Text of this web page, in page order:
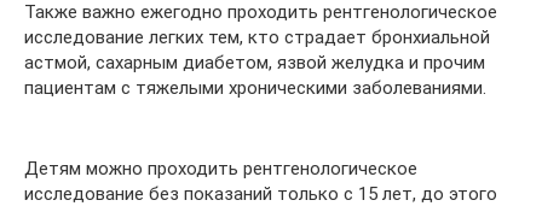
Также важно ежегодно проходить рентгенологическое
исследование легких тем, кто страдает бронхиальной
астмой, сахарным диабетом, язвой желудка и прочим
пациентам с тяжелыми хроническими заболеваниями.
Детям можно проходить рентгенологическое
исследование без показаний только с 15 лет, до этого